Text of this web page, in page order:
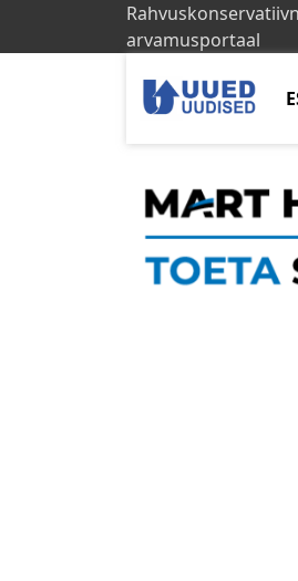
arvamusportaal